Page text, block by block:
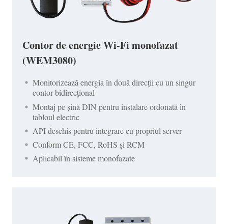
Contor de energie Wi-Fi monofazat
(WEM3080)
Monitorizează energia în două direcții cu un singur
contor bidirecțional
Montaj pe șină DIN pentru instalare ordonată în
tabloul electric
API deschis pentru integrare cu propriul server
Conform CE, FCC, RoHS și RCM
Aplicabil în sisteme monofazate